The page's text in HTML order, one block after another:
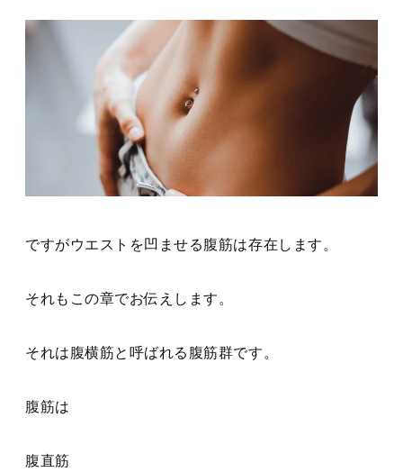
ですがウエストを凹ませる腹筋は存在します。
それもこの章でお伝えします。
それは腹横筋と呼ばれる腹筋群です。
腹筋は
腹直筋